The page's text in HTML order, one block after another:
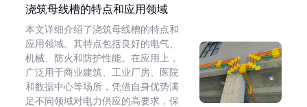
浇筑母线槽的特点和应用领域
本文详细介绍了浇筑母线槽的特点和
应用领域。其特点包括良好的电气、
机械、防火和防护性能。在应用上，
广泛用于商业建筑、工业厂房、医院
和数据中心等场所，凭借自身优势满
足不同领域对电力供应的高要求，保